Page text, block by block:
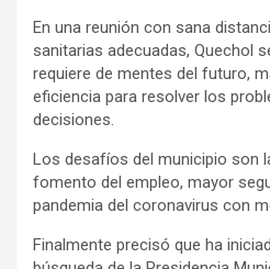
En una reunión con sana
sanitarias adecuadas, Quechol
requiere de mentes del futuro,
eficiencia para resolver los
decisiones.
Los desafíos del municipio son
fomento del empleo, mayor
pandemia del coronavirus con
Finalmente precisó que ha